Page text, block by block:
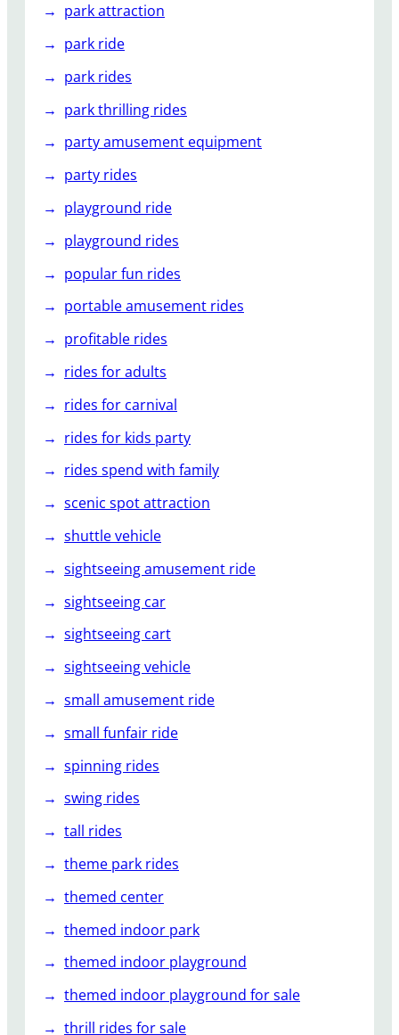
park attraction
park ride
park rides
park thrilling rides
party amusement equipment
party rides
playground ride
playground rides
popular fun rides
portable amusement rides
profitable rides
rides for adults
rides for carnival
rides for kids party
rides spend with family
scenic spot attraction
shuttle vehicle
sightseeing amusement ride
sightseeing car
sightseeing cart
sightseeing vehicle
small amusement ride
small funfair ride
spinning rides
swing rides
tall rides
theme park rides
themed center
themed indoor park
themed indoor playground
themed indoor playground for sale
thrill rides for sale